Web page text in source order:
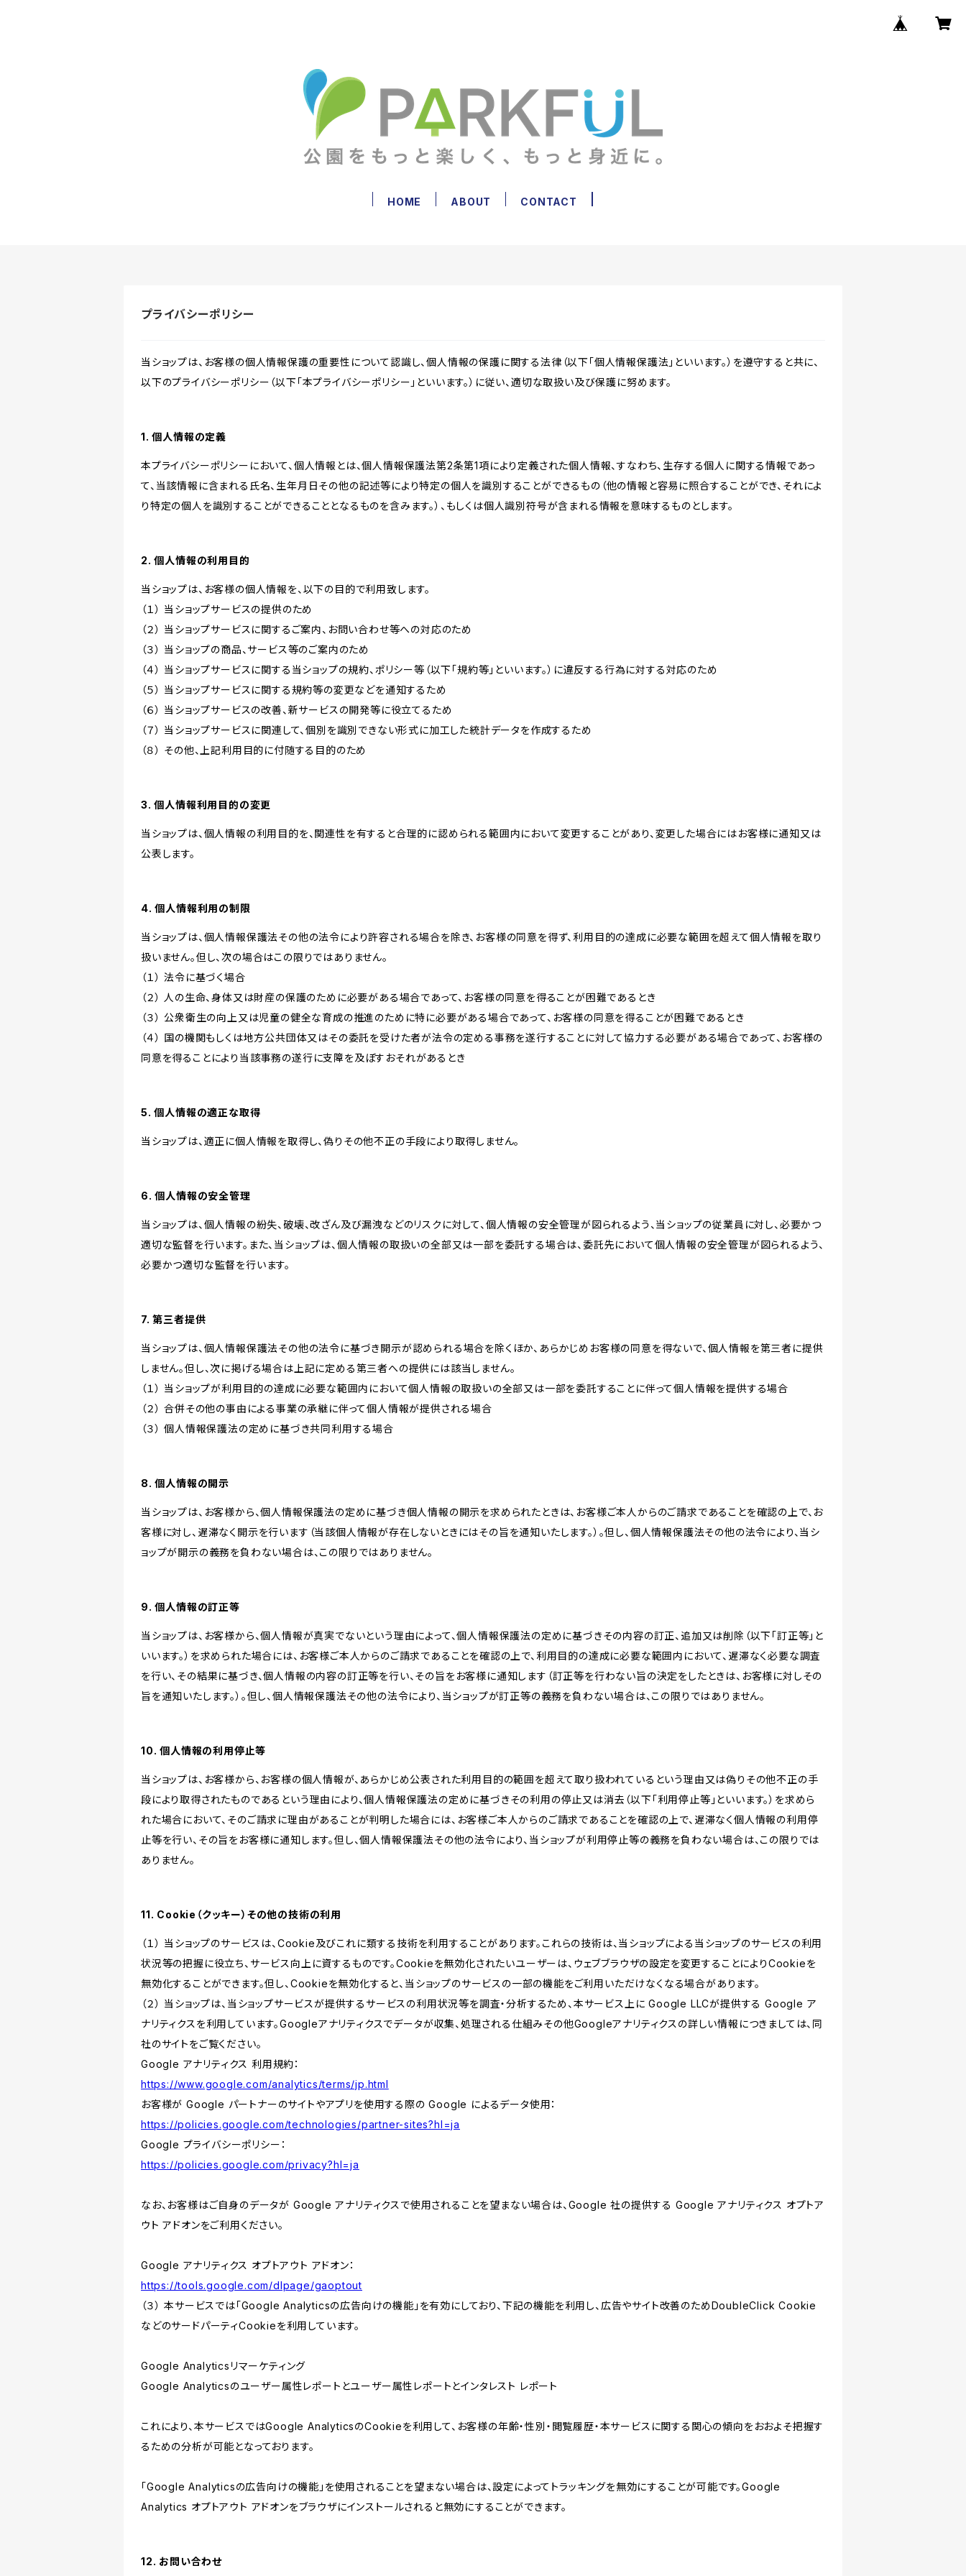
HOME ABOUT CONTACT
プライバシーポリシー
当ショップは、お客様の個人情報保護の重要性について認識し、個人情報の保護に関する法律（以下「個人情報保護法」といいます。）を遵守すると共に、
以下のプライバシーポリシー（以下「本プライバシーポリシー」といいます。）に従い、適切な取扱い及び保護に努めます。
1. 個人情報の定義
本プライバシーポリシーにおいて、個人情報とは、個人情報保護法第2条第1項により定義された個人情報、すなわち、生存する個人に関する情報であっ
て、当該情報に含まれる氏名、生年月日その他の記述等により特定の個人を識別することができるもの（他の情報と容易に照合することができ、それによ
り特定の個人を識別することができることとなるものを含みます。）、もしくは個人識別符号が含まれる情報を意味するものとします。
2. 個人情報の利用目的
当ショップは、お客様の個人情報を、以下の目的で利用致します。
（１） 当ショップサービスの提供のため
（２） 当ショップサービスに関するご案内、お問い合わせ等への対応のため
（３） 当ショップの商品、サービス等のご案内のため
（４） 当ショップサービスに関する当ショップの規約、ポリシー等（以下「規約等」といいます。）に違反する行為に対する対応のため
（５） 当ショップサービスに関する規約等の変更などを通知するため
（６） 当ショップサービスの改善、新サービスの開発等に役立てるため
（７） 当ショップサービスに関連して、個別を識別できない形式に加工した統計データを作成するため
（８） その他、上記利用目的に付随する目的のため
3. 個人情報利用目的の変更
当ショップは、個人情報の利用目的を、関連性を有すると合理的に認められる範囲内において変更することがあり、変更した場合にはお客様に通知又は
公表します。
4. 個人情報利用の制限
当ショップは、個人情報保護法その他の法令により許容される場合を除き、お客様の同意を得ず、利用目的の達成に必要な範囲を超えて個人情報を取り
扱いません。但し、次の場合はこの限りではありません。
（１） 法令に基づく場合
（２） 人の生命、身体又は財産の保護のために必要がある場合であって、お客様の同意を得ることが困難であるとき
（３） 公衆衛生の向上又は児童の健全な育成の推進のために特に必要がある場合であって、お客様の同意を得ることが困難であるとき
（４） 国の機関もしくは地方公共団体又はその委託を受けた者が法令の定める事務を遂行することに対して協力する必要がある場合であって、お客様の
同意を得ることにより当該事務の遂行に支障を及ぼすおそれがあるとき
5. 個人情報の適正な取得
当ショップは、適正に個人情報を取得し、偽りその他不正の手段により取得しません。
6. 個人情報の安全管理
当ショップは、個人情報の紛失、破壊、改ざん及び漏洩などのリスクに対して、個人情報の安全管理が図られるよう、当ショップの従業員に対し、必要かつ
適切な監督を行います。また、当ショップは、個人情報の取扱いの全部又は一部を委託する場合は、委託先において個人情報の安全管理が図られるよう、
必要かつ適切な監督を行います。
7. 第三者提供
当ショップは、個人情報保護法その他の法令に基づき開示が認められる場合を除くほか、あらかじめお客様の同意を得ないで、個人情報を第三者に提供
しません。但し、次に掲げる場合は上記に定める第三者への提供には該当しません。
（１） 当ショップが利用目的の達成に必要な範囲内において個人情報の取扱いの全部又は一部を委託することに伴って個人情報を提供する場合
（２） 合併その他の事由による事業の承継に伴って個人情報が提供される場合
（３） 個人情報保護法の定めに基づき共同利用する場合
8. 個人情報の開示
当ショップは、お客様から、個人情報保護法の定めに基づき個人情報の開示を求められたときは、お客様ご本人からのご請求であることを確認の上で、お
客様に対し、遅滞なく開示を行います（当該個人情報が存在しないときにはその旨を通知いたします。）。但し、個人情報保護法その他の法令により、当シ
ョップが開示の義務を負わない場合は、この限りではありません。
9. 個人情報の訂正等
当ショップは、お客様から、個人情報が真実でないという理由によって、個人情報保護法の定めに基づきその内容の訂正、追加又は削除（以下「訂正等」と
いいます。）を求められた場合には、お客様ご本人からのご請求であることを確認の上で、利用目的の達成に必要な範囲内において、遅滞なく必要な調査
を行い、その結果に基づき、個人情報の内容の訂正等を行い、その旨をお客様に通知します（訂正等を行わない旨の決定をしたときは、お客様に対しその
旨を通知いたします。）。但し、個人情報保護法その他の法令により、当ショップが訂正等の義務を負わない場合は、この限りではありません。
10. 個人情報の利用停止等
当ショップは、お客様から、お客様の個人情報が、あらかじめ公表された利用目的の範囲を超えて取り扱われているという理由又は偽りその他不正の手
段により取得されたものであるという理由により、個人情報保護法の定めに基づきその利用の停止又は消去（以下「利用停止等」といいます。）を求めら
れた場合において、そのご請求に理由があることが判明した場合には、お客様ご本人からのご請求であることを確認の上で、遅滞なく個人情報の利用停
止等を行い、その旨をお客様に通知します。但し、個人情報保護法その他の法令により、当ショップが利用停止等の義務を負わない場合は、この限りでは
ありません。
11. Cookie（クッキー）その他の技術の利用
（１） 当ショップのサービスは、Cookie及びこれに類する技術を利用することがあります。これらの技術は、当ショップによる当ショップのサービスの利用
状況等の把握に役立ち、サービス向上に資するものです。Cookieを無効化されたいユーザーは、ウェブブラウザの設定を変更することによりCookieを
無効化することができます。但し、Cookieを無効化すると、当ショップのサービスの一部の機能をご利用いただけなくなる場合があります。
（２） 当ショップは、当ショップサービスが提供するサービスの利用状況等を調査・分析するため、本サービス上に Google LLCが提供する Google ア
ナリティクスを利用しています。Googleアナリティクスでデータが収集、処理される仕組みその他Googleアナリティクスの詳しい情報につきましては、同
社のサイトをご覧ください。
Google アナリティクス 利用規約：
https://www.google.com/analytics/terms/jp.html
お客様が Google パートナーのサイトやアプリを使用する際の Google によるデータ使用：
https://policies.google.com/technologies/partner-sites?hl=ja
Google プライバシーポリシー：
https://policies.google.com/privacy?hl=ja
なお、お客様はご自身のデータが Google アナリティクスで使用されることを望まない場合は、Google 社の提供する Google アナリティクス オプトア
ウト アドオンをご利用ください。
Google アナリティクス オプトアウト アドオン：
https://tools.google.com/dlpage/gaoptout
（３） 本サービスでは「Google Analyticsの広告向けの機能」を有効にしており、下記の機能を利用し、広告やサイト改善のためDoubleClick Cookie
などのサードパーティCookieを利用しています。
Google Analyticsリマーケティング
Google Analyticsのユーザー属性レポートとユーザー属性レポートとインタレスト レポート
これにより、本サービスではGoogle AnalyticsのCookieを利用して、お客様の年齢・性別・閲覧履歴・本サービスに関する関心の傾向をおおよそ把握す
るための分析が可能となっております。
「Google Analyticsの広告向けの機能」を使用されることを望まない場合は、設定によってトラッキングを無効にすることが可能です。Google
Analytics オプトアウト アドオンをブラウザにインストールされると無効にすることができます。
12. お問い合わせ